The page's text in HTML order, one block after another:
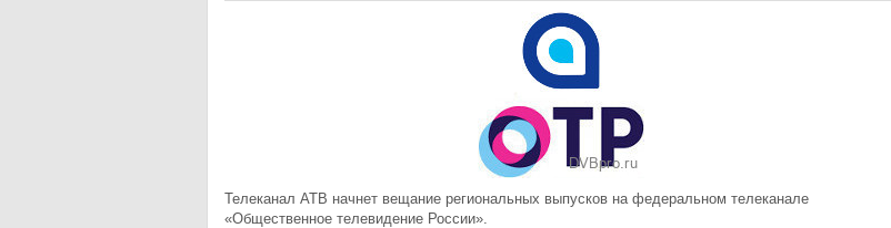
Телеканал АТВ начнет вещание региональных выпусков на федеральном телеканале
«Общественное телевидение России».